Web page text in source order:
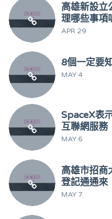
高雄新設立
理哪些事項
APR 29
8個一定要
MAY 4
SpaceX表
互聯網服務
MAY 6
高雄市招商
登記通通來
MAY 7